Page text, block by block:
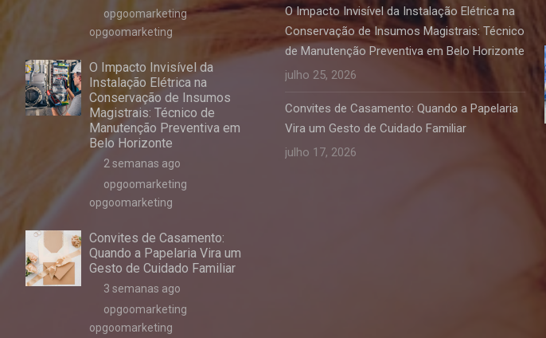
opgoomarketing
opgoomarketing
O Impacto Invisível da
Instalação Elétrica na
Conservação de Insumos
Magistrais: Técnico de
Manutenção Preventiva em
Belo Horizonte
2 semanas ago
opgoomarketing
opgoomarketing
Convites de Casamento:
Quando a Papelaria Vira um
Gesto de Cuidado Familiar
3 semanas ago
opgoomarketing
opgoomarketing
O Impacto Invisível da Instalação Elétrica na
Conservação de Insumos Magistrais: Técnico
de Manutenção Preventiva em Belo Horizonte
julho 25, 2026
Convites de Casamento: Quando a Papelaria
Vira um Gesto de Cuidado Familiar
julho 17, 2026